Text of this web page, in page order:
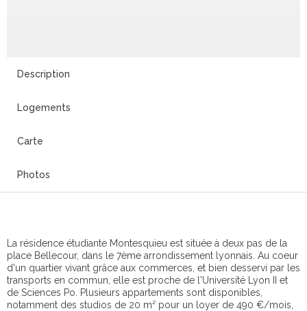
Description
Logements
Carte
Photos
La résidence étudiante Montesquieu est située à deux pas de la
place Bellecour, dans le 7ème arrondissement lyonnais. Au coeur
d'un quartier vivant grâce aux commerces, et bien desservi par les
transports en commun, elle est proche de l'Université Lyon II et
de Sciences Po. Plusieurs appartements sont disponibles,
notamment des studios de 20 m² pour un loyer de 490 €/mois,